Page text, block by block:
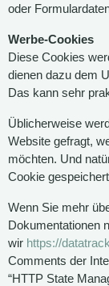
oder
Werbe-Cookies
Diese Cookies
dienen dazu dem
Das kann sehr
Üblicherweise
Website gefragt,
möchten. Und
Cookie
Wenn Sie mehr
Dokumentationen
wir https://
Comments der
“HTTP State